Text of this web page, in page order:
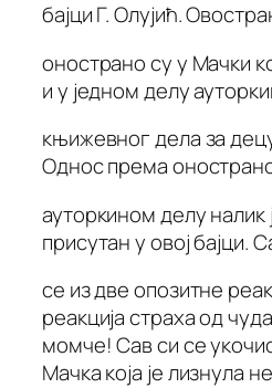
бајци Г. Олујић.
онострано су у Мачки
и у једном делу
књижевног дела за
Однос према
ауторкином делу налик
присутан у овој бајци.
се из две опозитне
реакција страха од
момче! Сав си се
Мачка која је лизнула